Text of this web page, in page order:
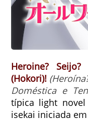
Heroine?
(Hokori)!
Doméstica e
típica light
isekai iniciada